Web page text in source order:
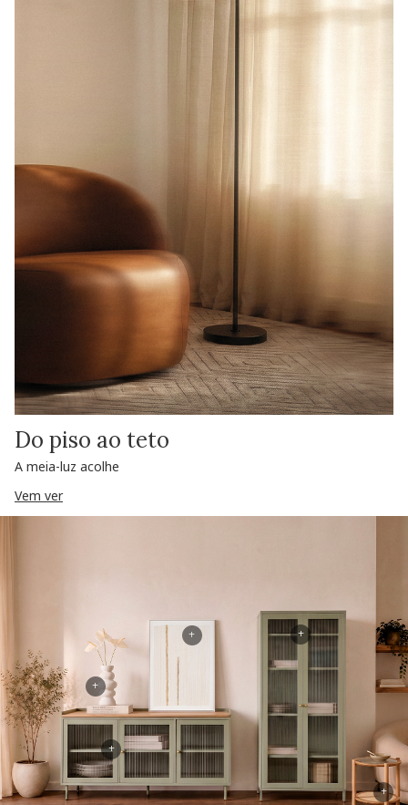
Do piso ao teto
A meia-luz acolhe
Vem ver
+
+
+
+
+